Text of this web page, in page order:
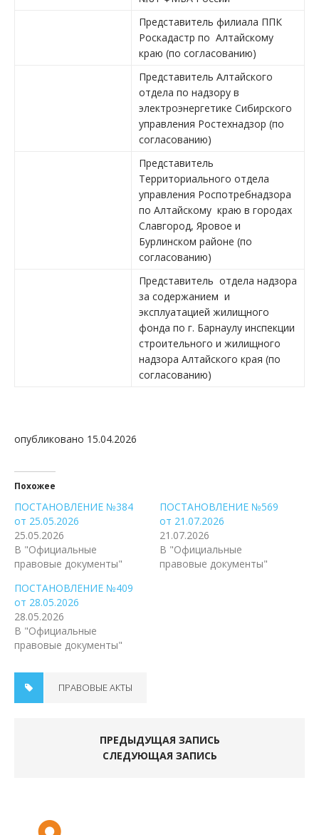
Представитель филиала ППК
Роскадастр по Алтайскому
краю (по согласованию)
Представитель Алтайского
отдела по надзору в
электроэнергетике Сибирского
управления Ростехнадзор (по
согласованию)
Представитель
Территориального отдела
управления Роспотребнадзора
по Алтайскому краю в городах
Славгород, Яровое и
Бурлинском районе (по
согласованию)
Представитель отдела надзора
за содержанием и
эксплуатацией жилищного
фонда по г. Барнаулу инспекции
строительного и жилищного
надзора Алтайского края (по
согласованию)
опубликовано 15.04.2026
Похожее
ПОСТАНОВЛЕНИЕ №384
от 25.05.2026
25.05.2026
В "Официальные
правовые документы"
ПОСТАНОВЛЕНИЕ №569
от 21.07.2026
21.07.2026
В "Официальные
правовые документы"
ПОСТАНОВЛЕНИЕ №409
от 28.05.2026
28.05.2026
В "Официальные
правовые документы"
ПРАВОВЫЕ АКТЫ
ПРЕДЫДУЩАЯ ЗАПИСЬ
СЛЕДУЮЩАЯ ЗАПИСЬ